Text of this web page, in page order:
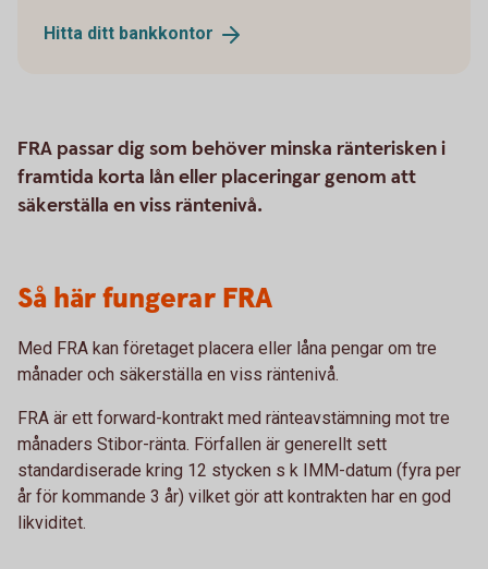
Hitta ditt bankkontor
FRA passar dig som behöver minska ränterisken i
framtida korta lån eller placeringar genom att
säkerställa en viss räntenivå.
Så här fungerar FRA
Med FRA kan företaget placera eller låna pengar om tre
månader och säkerställa en viss räntenivå.
FRA är ett forward-kontrakt med ränteavstämning mot tre
månaders Stibor-ränta. Förfallen är generellt sett
standardiserade kring 12 stycken s k IMM-datum (fyra per
år för kommande 3 år) vilket gör att kontrakten har en god
likviditet.